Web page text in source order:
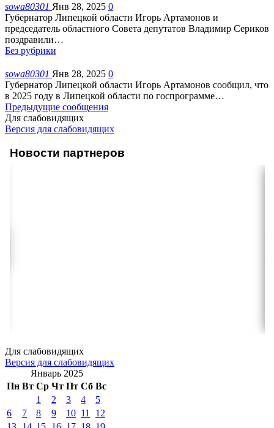
sowa80301 Янв 28, 2025 0
Губернатор Липецкой области Игорь Артамонов и
председатель областного Совета депутатов Владимир Сериков
поздравили…
Без рубрики
sowa80301 Янв 28, 2025 0
Губернатор Липецкой области Игорь Артамонов сообщил, что
в 2025 году в Липецкой области по госпрограмме…
Предыдущие сообщения
Для слабовидящих
Версия для слабовидящих
Новости партнеров
Для слабовидящих
Версия для слабовидящих
Январь 2025
Пн Вт Ср Чт Пт Сб Вс
1
2 3 4
5
6
7 8 9 10 11
12